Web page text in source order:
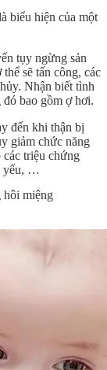
biểu hiện của một
tụy ngừng sản
sẽ tấn công, các
Nhận biết tình
bao gồm ợ hơi.
đến khi thận bị
giảm chức năng
các triệu chứng
yếu, …
hôi miệng